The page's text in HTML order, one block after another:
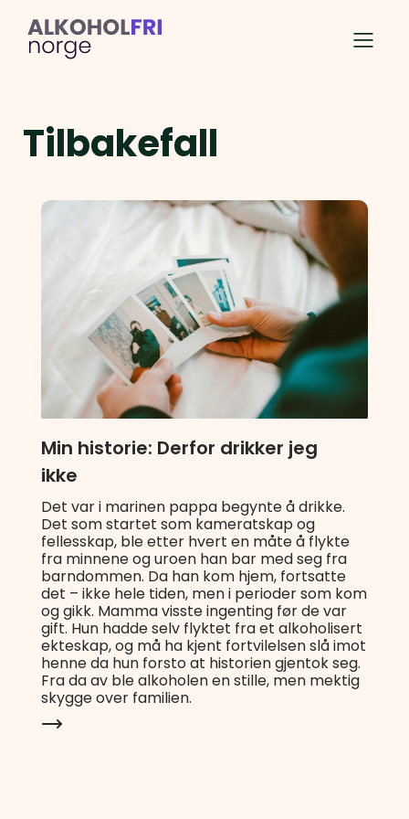
Tilbakefall
Min historie: Derfor drikker jeg
ikke
Det var i marinen pappa begynte å drikke.
Det som startet som kameratskap og
fellesskap, ble etter hvert en måte å flykte
fra minnene og uroen han bar med seg fra
barndommen. Da han kom hjem, fortsatte
det – ikke hele tiden, men i perioder som kom
og gikk. Mamma visste ingenting før de var
gift. Hun hadde selv flyktet fra et alkoholisert
ekteskap, og må ha kjent fortvilelsen slå imot
henne da hun forsto at historien gjentok seg.
Fra da av ble alkoholen en stille, men mektig
skygge over familien.